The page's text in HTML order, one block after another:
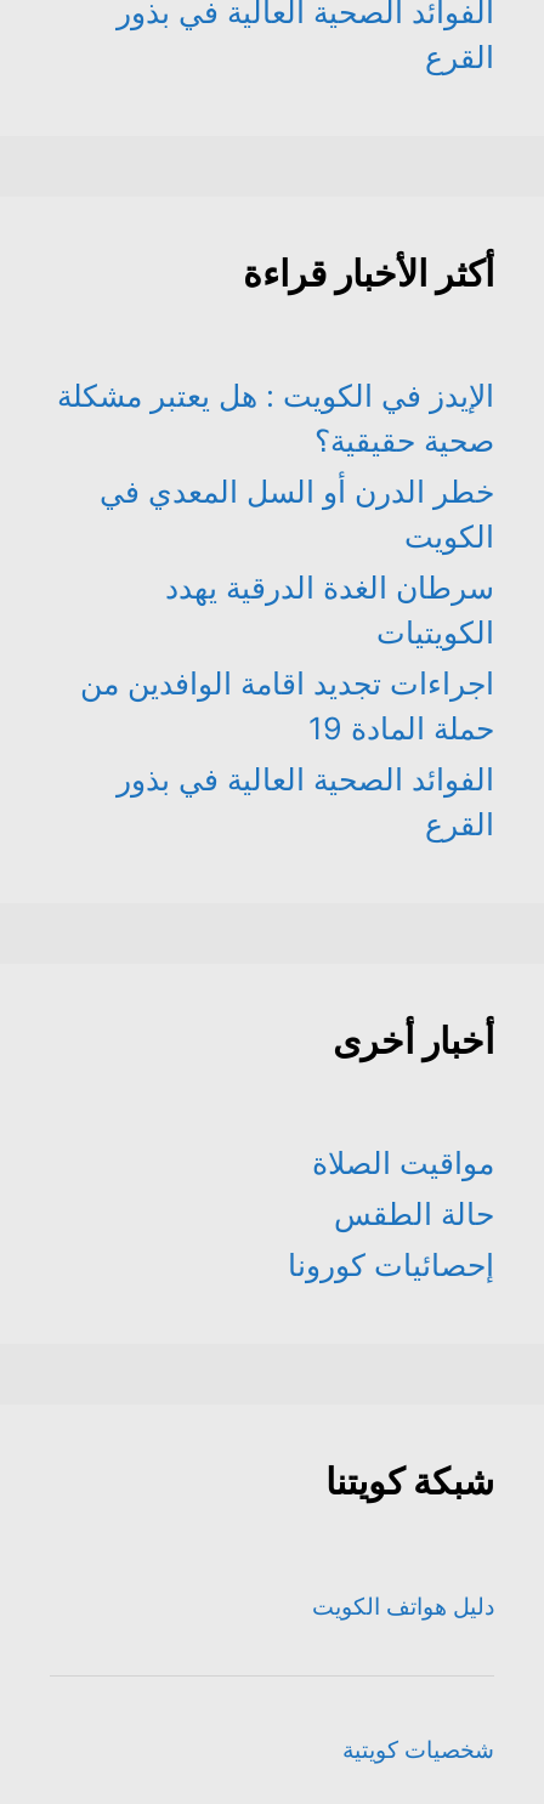
الفوائد الصحية العالية في بذور
القرع
أكثر الأخبار قراءة
الإيدز في الكويت : هل يعتبر مشكلة
صحية حقيقية؟
خطر الدرن أو السل المعدي في
الكويت
سرطان الغدة الدرقية يهدد
الكويتيات
اجراءات تجديد اقامة الوافدين من
حملة المادة 19
الفوائد الصحية العالية في بذور
القرع
أخبار أخرى
مواقيت الصلاة
حالة الطقس
إحصائيات كورونا
شبكة كويتنا
دليل هواتف الكويت
شخصيات كويتية